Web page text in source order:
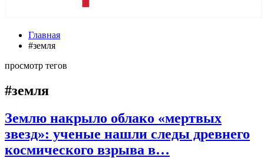
Главная
#земля
просмотр тегов
#земля
Землю накрыло облако «мертвых
звезд»: ученые нашли следы древнего
космического взрыва в…